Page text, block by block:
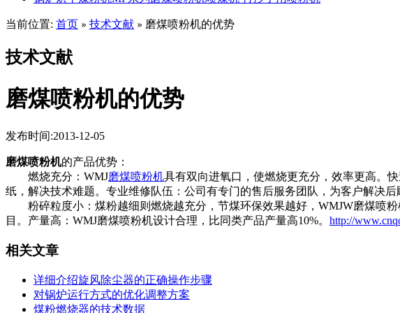
当前位置: 首页 » 技术文献 » 磨煤喷粉机的优势
技术文献
磨煤喷粉机的优势
发布时间:2013-12-05
磨煤喷粉机的产品优势：
燃烧充分：WMJ磨煤喷粉机具有双向进氧口，使燃烧更充分，效率更高。
纸，解决技术难题。专业维修队伍：公司有专门的售后服务团队，为客户解决
粉碎粒度小：煤粉越细则燃烧越充分，节煤环保效果越好，WMJW磨煤喷粉
目。产量高：WMJ磨煤喷粉机设计合理，比同类产品产量高10%。 http://
相关文章
详细介绍旋风除尘器的正确操作步骤
对锅炉运行方式的优化调整方案
煤粉燃烧器的技术数据